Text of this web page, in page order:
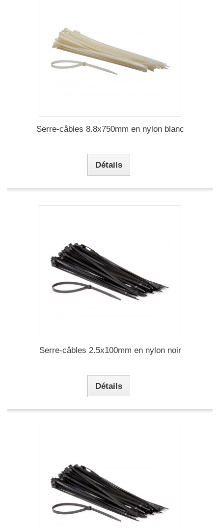
Serre-câbles 8.8x750mm en nylon blanc
Détails
Serre-câbles 2.5x100mm en nylon noir
Détails